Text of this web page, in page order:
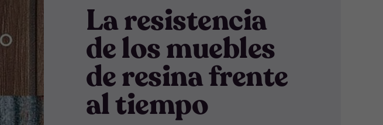
La resistencia
de los muebles
de resina frente
al tiempo